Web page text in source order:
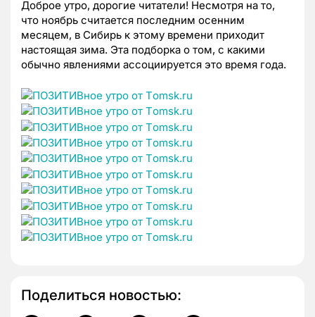
Доброе утро, дорогие читатели! Несмотря на то,
что ноябрь считается последним осенним
месяцем, в Сибирь к этому времени приходит
настоящая зима. Эта подборка о том, с какими
обычно явлениями ассоциируется это время года.
Поделиться новостью: